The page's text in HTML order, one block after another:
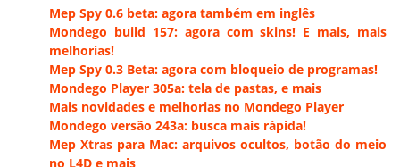
Mep Spy 0.6 beta: agora também em inglês
Mondego build 157: agora com skins! E mais, mais
melhorias!
Mep Spy 0.3 Beta: agora com bloqueio de programas!
Mondego Player 305a: tela de pastas, e mais
Mais novidades e melhorias no Mondego Player
Mondego versão 243a: busca mais rápida!
Mep Xtras para Mac: arquivos ocultos, botão do meio
no L4D e mais